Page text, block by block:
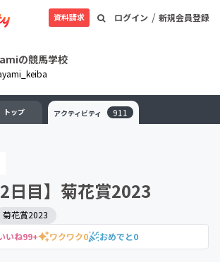
ログイン / 新規会員登録
資料請求
の競馬学校
トップ アクティビティ 911
2日目】菊花賞2023
いね99+ ワクワク0 おめでと0
菊花賞2023